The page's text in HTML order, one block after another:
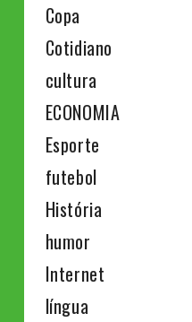
Copa
Cotidiano
cultura
ECONOMIA
Esporte
futebol
História
humor
Internet
língua